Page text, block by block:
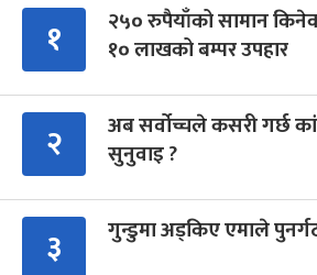
१
२५० रुपैयाँको सामान
१० लाखको बम्पर उपहार
२
अब सर्वोच्चले कसरी गर्छ
सुनुवाइ ?
३ गुन्डुमा अड्किए एमाले